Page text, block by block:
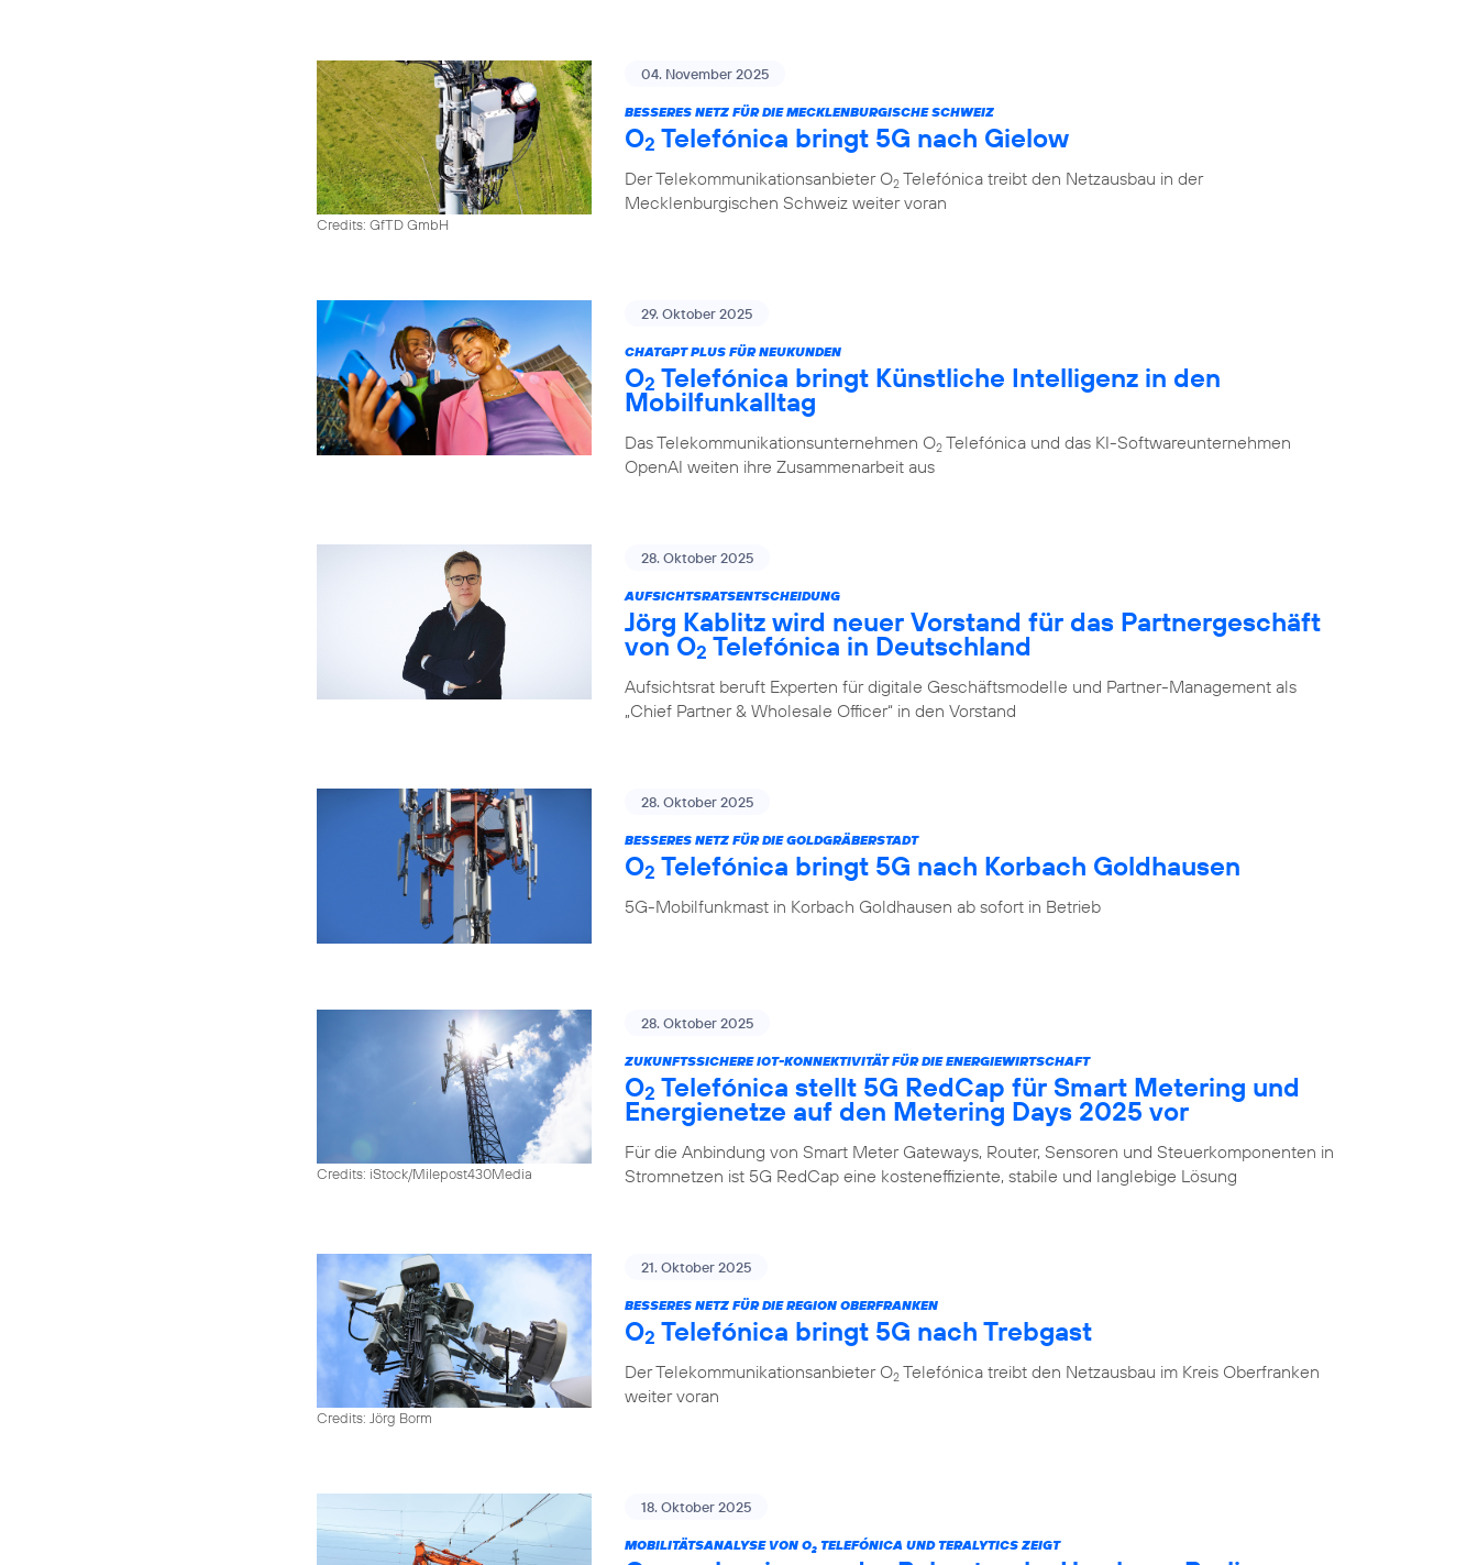
Credits: GfTD GmbH
04. November 2025
BESSERES NETZ FÜR DIE MECKLENBURGISCHE SCHWEIZ
O2 Telefónica bringt 5G nach Gielow
Der Telekommunikationsanbieter O2 Telefónica treibt den Netzausbau in der
Mecklenburgischen Schweiz weiter voran
29. Oktober 2025
CHATGPT PLUS FÜR NEUKUNDEN
O2 Telefónica bringt Künstliche Intelligenz in den
Mobilfunkalltag
Das Telekommunikationsunternehmen O2 Telefónica und das KI-Softwareunternehmen
OpenAI weiten ihre Zusammenarbeit aus
28. Oktober 2025
AUFSICHTSRATSENTSCHEIDUNG
Jörg Kablitz wird neuer Vorstand für das Partnergeschäft
von O2 Telefónica in Deutschland
Aufsichtsrat beruft Experten für digitale Geschäftsmodelle und Partner-Management als
„Chief Partner & Wholesale Officer“ in den Vorstand
28. Oktober 2025
BESSERES NETZ FÜR DIE GOLDGRÄBERSTADT
O2 Telefónica bringt 5G nach Korbach Goldhausen
5G-Mobilfunkmast in Korbach Goldhausen ab sofort in Betrieb
Credits: iStock/Milepost430Media
28. Oktober 2025
ZUKUNFTSSICHERE IOT-KONNEKTIVITÄT FÜR DIE ENERGIEWIRTSCHAFT
O2 Telefónica stellt 5G RedCap für Smart Metering und
Energienetze auf den Metering Days 2025 vor
Für die Anbindung von Smart Meter Gateways, Router, Sensoren und Steuerkomponenten in
Stromnetzen ist 5G RedCap eine kosteneffiziente, stabile und langlebige Lösung
Credits: Jörg Borm
21. Oktober 2025
BESSERES NETZ FÜR DIE REGION OBERFRANKEN
O2 Telefónica bringt 5G nach Trebgast
Der Telekommunikationsanbieter O2 Telefónica treibt den Netzausbau im Kreis Oberfranken
weiter voran
18. Oktober 2025
MOBILITÄTSANALYSE VON O2 TELEFÓNICA UND TERALYTICS ZEIGT